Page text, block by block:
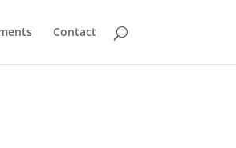
Contact